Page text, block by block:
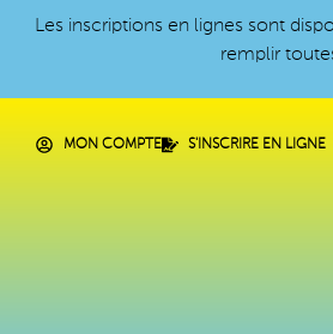
Les inscriptions en lignes sont
remplir
MON COMPTE S'INSCRIRE EN LIGNE